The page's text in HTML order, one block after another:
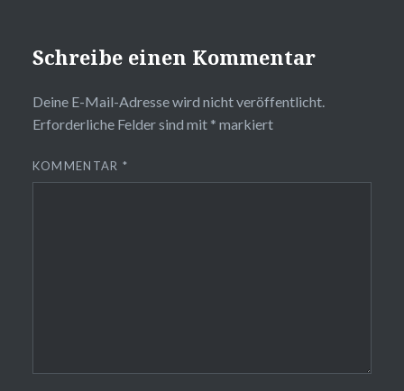
Schreibe einen Kommentar
Deine E-Mail-Adresse wird nicht veröffentlicht.
Erforderliche Felder sind mit * markiert
KOMMENTAR *